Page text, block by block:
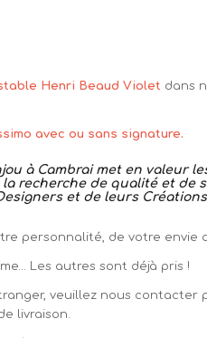
Henri Beaud Violet dans
avec ou sans signature.
à Cambrai met en valeur
recherche de qualité et de
et de leurs
personnalité, de votre envie
Les autres sont déjà pris !
veuillez nous contacter
livraison.